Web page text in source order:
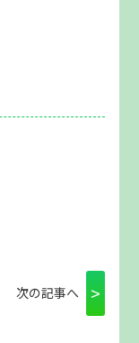
次の記事へ >